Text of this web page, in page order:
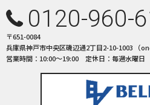
0120-960-
〒651-0084
兵庫県神戸市中央区磯辺通2丁目2-10-1003 （
営業時間：10:00〜19:00 定休日：毎週水曜日